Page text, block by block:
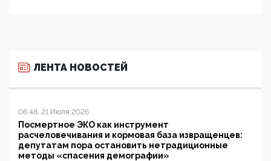
ЛЕНТА НОВОСТЕЙ
06:48, 21 Июля 2026
Посмертное ЭКО как инструмент
расчеловечивания и кормовая база извращенцев:
депутатам пора остановить нетрадиционные
методы «спасения демографии»